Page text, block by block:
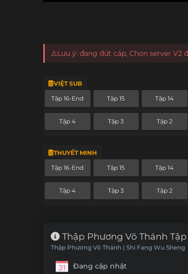
⚠️Lưu ý: đang đứt cáp, Chọn server V2
VIỆT SUB
Tập 16-End Tập 15 Tập 14
Tập 4 Tập 3 Tập 2
THUYẾT MINH
Tập 16-End Tập 15 Tập 14
Tập 4 Tập 3 Tập 2
Thập Phương Võ Thánh
Thập Phương Võ Thánh | Shi Fang Wu Sheng
Đang cập nhật